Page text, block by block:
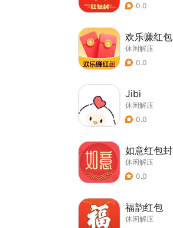
0.0
欢乐赚红包
休闲解压
0.0
Jibi
休闲解压
0.0
如意红包封
休闲解压
0.0
福韵红包
休闲解压